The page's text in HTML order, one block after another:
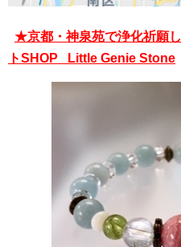
★京都・神泉苑で浄化祈願
トSHOP Little Genie Stone